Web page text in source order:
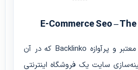
E-Commerce Seo –
کتابی دیگر از سایت معتبر و پرآوازه Backlinko که در آن
سایت یک فروشگاه اینترنتی